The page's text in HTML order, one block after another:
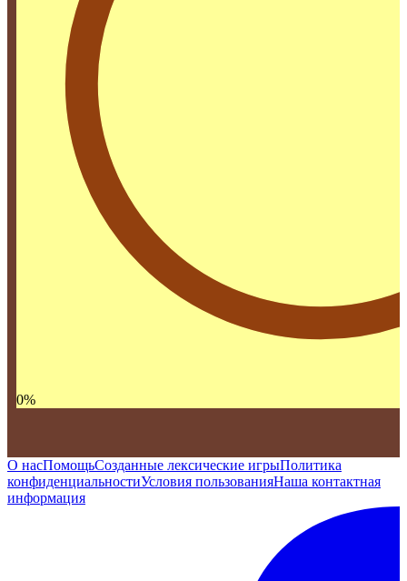
0%
О насПомощьСозданные лексические игрыПолитика
конфиденциальностиУсловия пользованияНаша контактная
информация